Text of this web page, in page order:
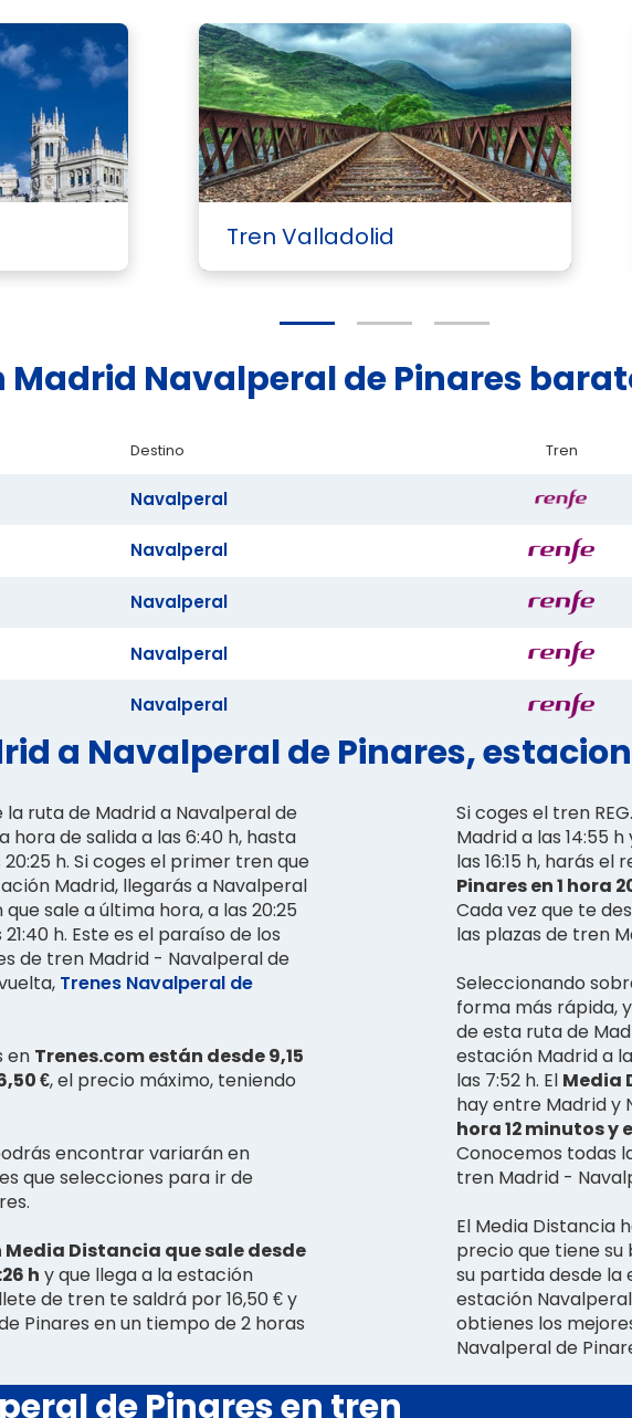
Tren Valladolid
Madrid Navalperal de Pinares
Destino Tren
Navalperal
Navalperal
Navalperal
Navalperal
Navalperal
a Navalperal de Pinares,
la ruta de Madrid a Navalperal de
hora de salida a las 6:40 h, hasta
h. Si coges el primer tren que
Madrid, llegarás a Navalperal
sale a última hora, a las 20:25
h. Este es el paraíso de los
de tren Madrid - Navalperal de
Trenes Navalperal de
en Trenes.com están desde 9,15
€, el precio máximo, teniendo
encontrar variarán en
que selecciones para ir de
Media Distancia que sale desde
h y que llega a la estación
tren te saldrá por 16,50 € y
Pinares en un tiempo de 2 horas
Si coges el tren
Madrid a las 14:55
las 16:15 h, harás el
Pinares en 1 hora
Cada vez que te
las plazas de tren
Seleccionando
forma más rápida,
de esta ruta de
estación Madrid a
las 7:52 h. El Media
hay entre Madrid y
hora 12 minutos y
Conocemos todas
tren Madrid -
El Media Distancia
precio que tiene su
su partida desde la
estación
obtienes los
Navalperal de
de Pinares en tren